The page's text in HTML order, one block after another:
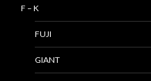
F – K
FUJI
GIANT